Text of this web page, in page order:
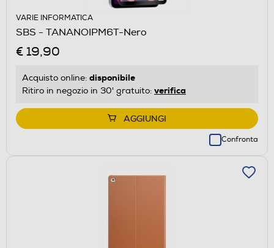
VARIE INFORMATICA
SBS - TANANOIPM6T-Nero
€ 19,90
Acquisto online: disponibile
Ritiro in negozio in 30' gratuito: verifica
AGGIUNGI
Confronta